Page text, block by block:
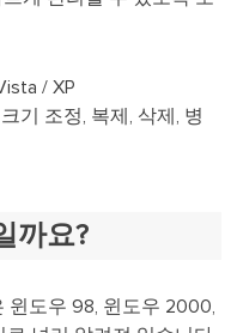
/ XP
기 조정, 복제, 삭제, 병
까요?
윈도우 98, 윈도우 2000,